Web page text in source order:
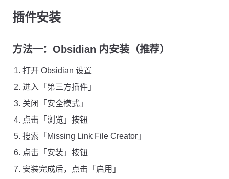
插件安装
方法一：Obsidian 内安装（推荐）
打开 Obsidian 设置
进入「第三方插件」
关闭「安全模式」
点击「浏览」按钮
搜索「Missing Link File Creator」
点击「安装」按钮
安装完成后，点击「启用」